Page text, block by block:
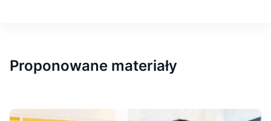
Proponowane materiały